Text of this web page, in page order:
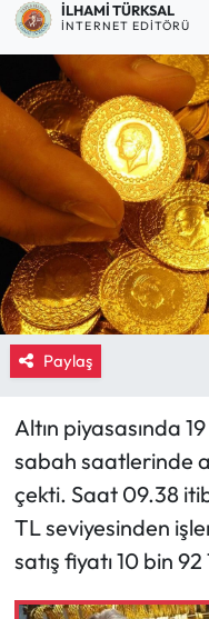
İLHAMI TÜRKSAL
İNTERNET EDITÖRÜ
Paylaş
Altın piyasasında
sabah saatlerinde
çekti. Saat 09.38
TL seviyesinden
satış fiyatı 10 bin
Çorum Son
Dodurga
Eğitim
Ekonomi
Güncel
İskilip Haberleri
Kargı Haberleri
Kültür Sanat
Laçin Haberleri
Magazin
Son Dakika
Haber Arşivi